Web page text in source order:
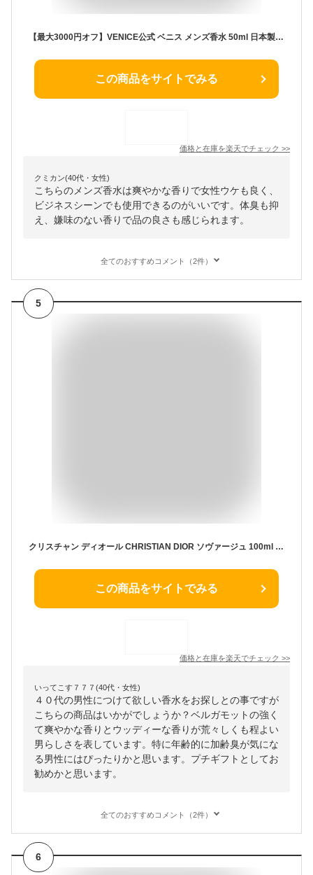
【最大3000円オフ】VENICE公式 ベニス メンズ香水 50ml 日本製 男性用香水 フレグランス オードトワレ ムスク ウッディ フェロモン モテ香水 女子ウケ 人気 ギフト ビジネス 爽やか 体臭 香水 男 夏用 ギフト プレゼント デート 普段使い 30代 40代 50代
この商品をサイトでみる
価格と在庫を楽天でチェック >>
クミカン(40代・女性)
こちらのメンズ香水は爽やかな香りで女性ウケも良く、
ビジネスシーンでも使用できるのがいいです。体臭も抑
え、嫌味のない香りで品の良さも感じられます。
全てのおすすめコメント（2件）
5
クリスチャン ディオール CHRISTIAN DIOR ソヴァージュ 100ml EDT SP fs 【香水 メンズ】【即納】
この商品をサイトでみる
価格と在庫を楽天でチェック >>
いってこす７７７(40代・女性)
４０代の男性につけて欲しい香水をお探しとの事ですが
こちらの商品はいかがでしょうか？ベルガモットの強く
て爽やかな香りとウッディーな香りが荒々しくも程よい
男らしさを表しています。特に年齢的に加齢臭が気にな
る男性にはぴったりかと思います。プチギフトとしてお
勧めかと思います。
全てのおすすめコメント（2件）
6